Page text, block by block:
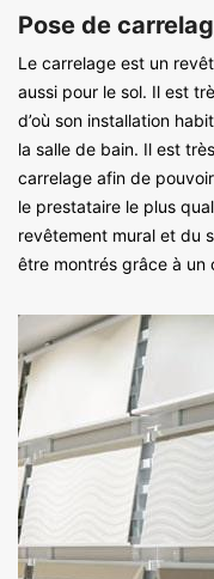
Pose de
Le carrelage est un
aussi pour le sol. Il est
d’où son installation
la salle de bain. Il est
carrelage afin de
le prestataire le plus
revêtement mural et du
être montrés grâce à un